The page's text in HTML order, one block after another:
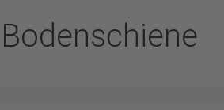
Bodenschiene